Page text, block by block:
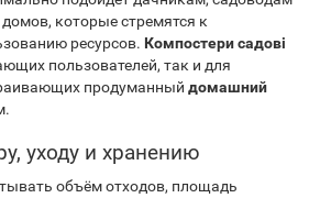
которые стремятся к
ресурсов. Компостери садові
пользователей, так и для
продуманный домашний
уходу и хранению
объём отходов, площадь